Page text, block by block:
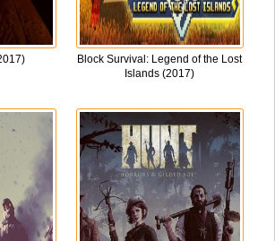
Block Survival: Legend of the Lost
Islands (2017)